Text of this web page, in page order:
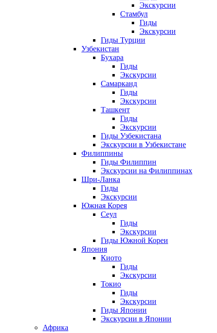
Экскурсии
Стамбул
Гиды
Экскурсии
Гиды Турции
Узбекистан
Бухара
Гиды
Экскурсии
Самарканд
Гиды
Экскурсии
Ташкент
Гиды
Экскурсии
Гиды Узбекистана
Экскурсии в Узбекистане
Филиппины
Гиды Филиппин
Экскурсии на Филиппинах
Шри-Ланка
Гиды
Экскурсии
Южная Корея
Сеул
Гиды
Экскурсии
Гиды Южной Кореи
Япония
Киото
Гиды
Экскурсии
Токио
Гиды
Экскурсии
Гиды Японии
Экскурсии в Японии
Африка